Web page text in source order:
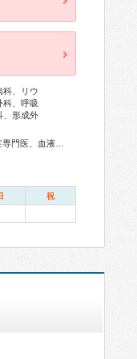
科、リウ
科、呼吸
、形成外
祝